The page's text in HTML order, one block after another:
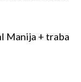
Manija + traba